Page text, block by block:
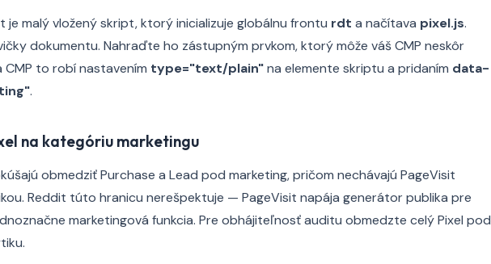
je malý vložený skript, ktorý inicializuje globálnu frontu rdt a načítava pixel.js.
dokumentu. Nahraďte ho zástupným prvkom, ktorý môže váš CMP neskôr
to robí nastavením type="text/plain"na elemente skriptu a pridaním data-
.
na kategóriu marketingu
obmedziť Purchase a Lead pod marketing, pričom nechávajú PageVisit
Reddit túto hranicu nerešpektuje — PageVisit napája generátor publika pre
marketingová funkcia. Pre obhájiteľnosť auditu obmedzte celý Pixel pod